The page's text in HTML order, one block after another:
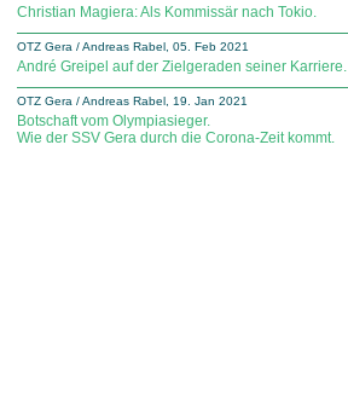
Christian Magiera: Als Kommissär nach Tokio.
OTZ Gera / Andreas Rabel, 05. Feb 2021
André Greipel auf der Zielgeraden seiner Karriere.
OTZ Gera / Andreas Rabel, 19. Jan 2021
Botschaft vom Olympiasieger.
Wie der SSV Gera durch die Corona-Zeit kommt.